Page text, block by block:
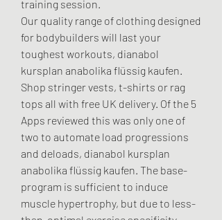
training session.
Our quality range of clothing designed
for bodybuilders will last your
toughest workouts, dianabol
kursplan anabolika flüssig kaufen.
Shop stringer vests, t-shirts or rag
tops all with free UK delivery. Of the 5
Apps reviewed this was only one of
two to automate load progressions
and deloads, dianabol kursplan
anabolika flüssig kaufen. The base-
program is sufficient to induce
muscle hypertrophy, but due to less-